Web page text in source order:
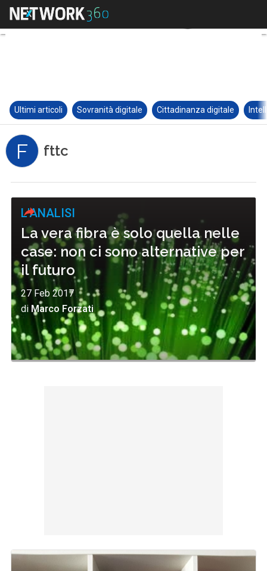
Ultimi articoli Sovranità digitale Cittadinanza digitale
F fttc
L'ANALISI
La vera fibra è solo quella nelle
case: non ci sono alternative per
il futuro
27 Feb 2017
di Marco Forzati